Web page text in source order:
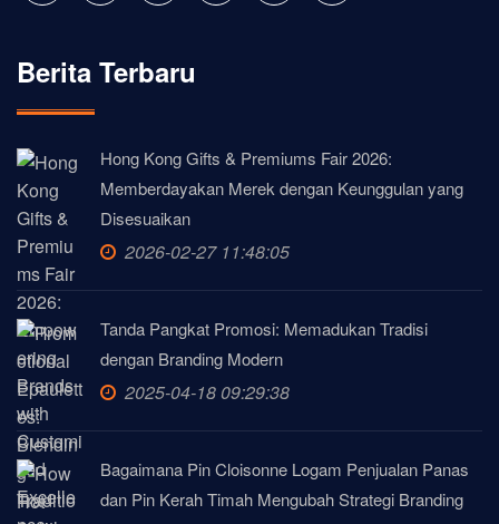
Berita Terbaru
Hong Kong Gifts & Premiums Fair 2026:
Memberdayakan Merek dengan Keunggulan yang
Disesuaikan
2026-02-27 11:48:05
Tanda Pangkat Promosi: Memadukan Tradisi
dengan Branding Modern
2025-04-18 09:29:38
Bagaimana Pin Cloisonne Logam Penjualan Panas
dan Pin Kerah Timah Mengubah Strategi Branding